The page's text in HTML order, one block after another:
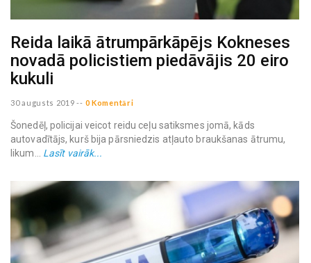
Reida laikā ātrumpārkāpējs Kokneses
novadā policistiem piedāvājis 20 eiro
kukuli
30 augusts 2019 -- 0 Komentāri
Šonedēļ, policijai veicot reidu ceļu satiksmes jomā, kāds
autovadītājs, kurš bija pārsniedzis atļauto braukšanas ātrumu,
likum... Lasīt vairāk...